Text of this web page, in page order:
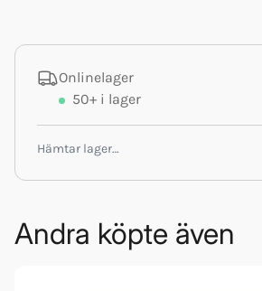
Onlinelager
50+ i lager
Hämtar lager…
Andra köpte även